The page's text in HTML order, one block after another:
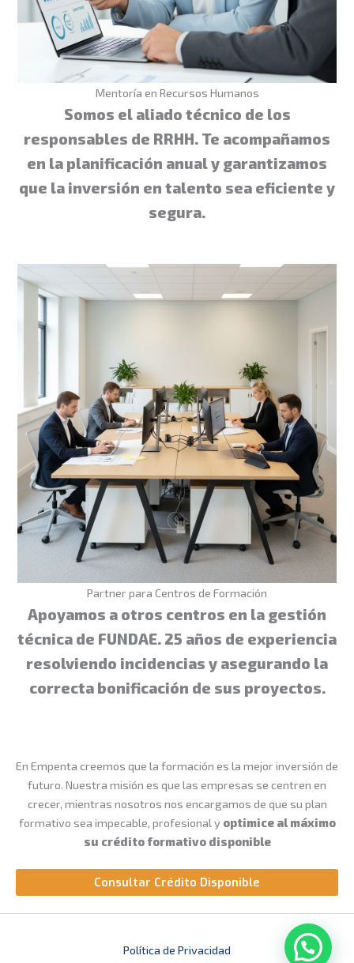
Mentoría en Recursos Humanos
Somos el aliado técnico de los
responsables de RRHH. Te acompañamos
en la planificación anual y garantizamos
que la inversión en talento sea eficiente y
segura.
Partner para Centros de Formación
Apoyamos a otros centros en la gestión
técnica de FUNDAE. 25 años de experiencia
resolviendo incidencias y asegurando la
correcta bonificación de sus proyectos.
En Empenta creemos que la formación es la mejor inversión de
futuro. Nuestra misión es que las empresas se centren en
crecer, mientras nosotros nos encargamos de que su plan
formativo sea impecable, profesional y optimice al máximo
su crédito formativo disponible
Consultar Crédito Disponible
Política de Privacidad